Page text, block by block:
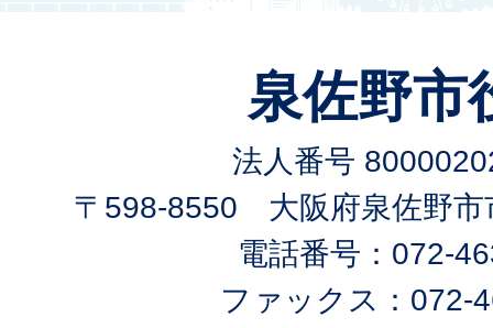
泉佐野市
法人番号
〒598-8550 大阪府泉佐野市
電話番号：072-
ファックス：072-